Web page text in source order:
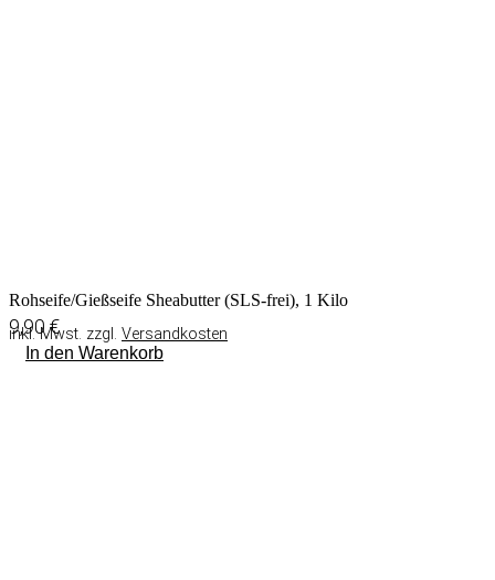
Rohseife/Gießseife Sheabutter (SLS-frei), 1 Kilo
9,90€
inkl. Mwst. zzgl. Versandkosten
In den Warenkorb